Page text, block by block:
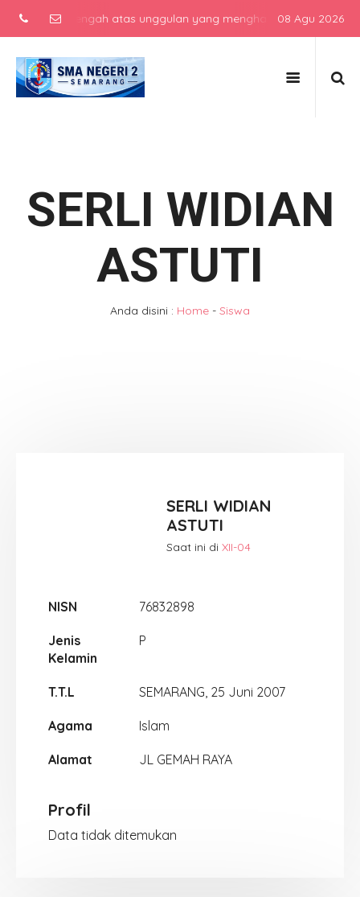
menengah atas unggulan yang menghasilkan lulusan
08 Agu 2026
SERLI WIDIAN
ASTUTI
Anda disini : Home - Siswa
SERLI WIDIAN
ASTUTI
Saat ini diXII-04
NISN 76832898
Jenis
Kelamin
P
T.T.L SEMARANG, 25 Juni 2007
Agama Islam
Alamat JL GEMAH RAYA
Profil
Data tidak ditemukan